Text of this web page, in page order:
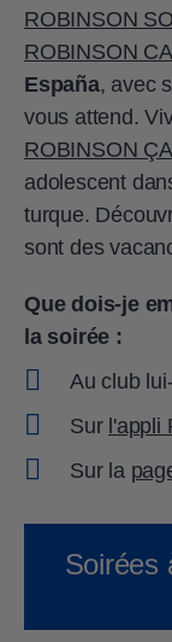
ROBINSON
ROBINSON
España, avec
vous attend.
ROBINSON
adolescent
turque.
sont des
Que dois-je
la soirée :
Au club
Sur l'appli
Sur la
Soirées